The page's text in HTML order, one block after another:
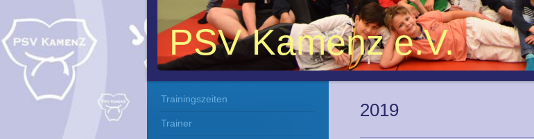
PSV Kamenz e.V.
2019
Trainingszeiten
Trainer